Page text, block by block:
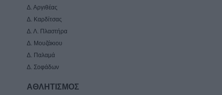
Δ. Αργιθέας
Δ. Καρδίτσας
Δ. Λ. Πλαστήρα
Δ. Μουζάκιου
Δ. Παλαμά
Δ. Σοφάδων
ΑΘΛΗΤΙΣΜΟΣ